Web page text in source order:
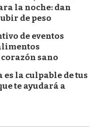
la noche: dan
de peso
de eventos
sano
la culpable de tus
te ayudará a